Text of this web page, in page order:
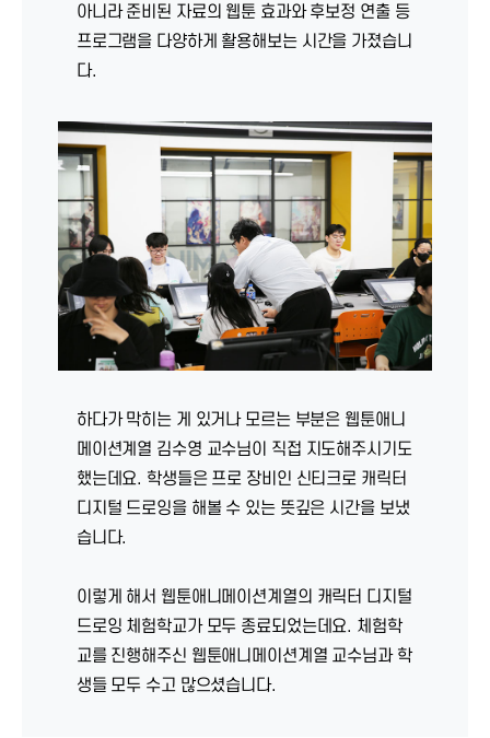
아니라 준비된 자료의 웹툰 효과와 후보정 연출 등
프로그램을 다양하게 활용해보는 시간을 가졌습니
다.
하다가 막히는 게 있거나 모르는 부분은 웹툰애니
메이션계열 김수영 교수님이 직접 지도해주시기도
했는데요. 학생들은 프로 장비인 신티크로 캐릭터
디지털 드로잉을 해볼 수 있는 뜻깊은 시간을 보냈
습니다.
이렇게 해서 웹툰애니메이션계열의 캐릭터 디지털
드로잉 체험학교가 모두 종료되었는데요. 체험학
교를 진행해주신 웹툰애니메이션계열 교수님과 학
생들 모두 수고 많으셨습니다.